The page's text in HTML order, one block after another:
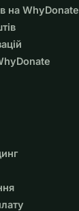
на WhyDonate